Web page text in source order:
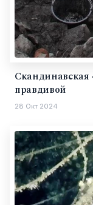
Скандинавская
правдивой
28 Окт 2024